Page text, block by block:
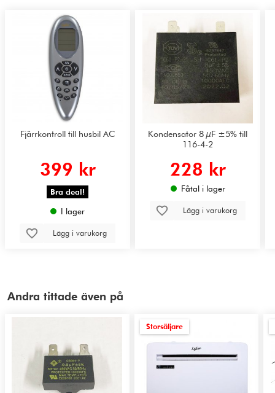
Fjärrkontroll till husbil AC
399 kr
Bra deal!
I lager
Lägg i varukorg
Kondensator 8 µF ±5% till
116-4-2
228 kr
Fåtal i lager
Lägg i varukorg
Andra tittade även på
Storsäljare